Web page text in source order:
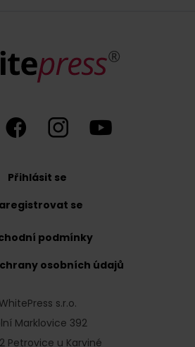
Přihlásit se
se
s.r.o.
Marklovice 392
Petrovice u Karviné
podmínky
osobních údajů